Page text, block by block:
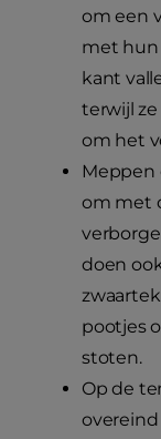
om een
met hun
kant
terwijl
om het
Meppen
om met
doen
pootjes
stoten.
Op de